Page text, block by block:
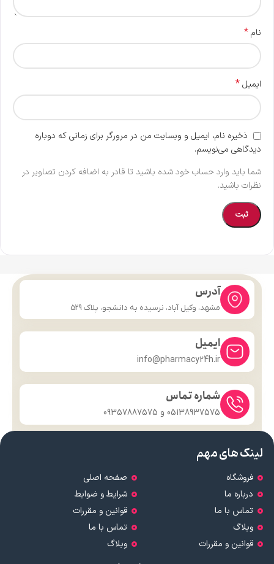
نام*
ایمیل*
ذخیره نام، ایمیل و وبسایت من در مرورگر برای زمانی که دوباره
دیدگاهی می‌نویسم.
شما باید وارد حساب خود شده باشید تا قادر به اضافه کردن تصاویر در
نظرات باشید.
آدرس
مشهد، وکیل آباد، نرسیده به دانشجو، پلاک 529
ایمیل
info@pharmacy24h.ir
شماره تماس
05138937575 و 09357887575
لینک های مهم
فروشگاه
درباره ما
تماس با ما
وبلاگ
قوانین و مقررات
صفحه اصلی
شرایط و ضوابط
قوانین و مقررات
تماس با ما
وبلاگ